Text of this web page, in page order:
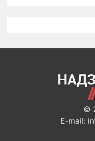
©
E-mail: